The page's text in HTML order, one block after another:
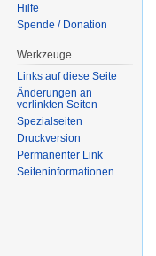
Hilfe
Spende / Donation
Werkzeuge
Links auf diese Seite
Änderungen an
verlinkten Seiten
Spezialseiten
Druckversion
Permanenter Link
Seiten­informationen